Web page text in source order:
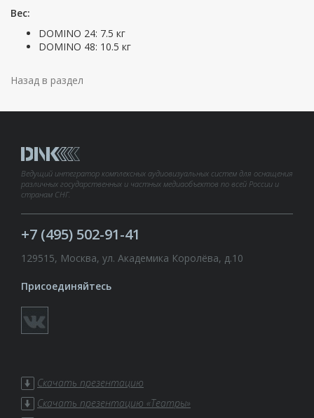
Вес:
DOMINO 24: 7.5 кг
DOMINO 48: 10.5 кг
Назад в раздел
Ведущий интегратор комплексных аудиовизуальных систем для оснащения
различных государственных и частных медиаобъектов по всей России и
странам СНГ.
+7 (495) 502-91-41
129515, Москва, ул. Академика Королёва, д.10
Присоединяйтесь
Скачать презентацию
Скачать презентацию «Театры»